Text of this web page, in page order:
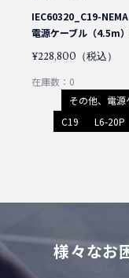
IEC60320_C19-
電源ケーブル（4.5m
¥228,800（税込）
在庫数：0
その他、電源
C19
L6-20P
様々なお